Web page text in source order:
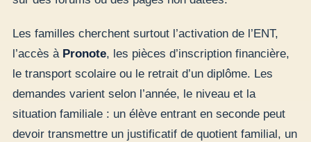
Les familles cherchent surtout l’activation de l’ENT,
l’accès à Pronote, les pièces d’inscription financière,
le transport scolaire ou le retrait d’un diplôme. Les
demandes varient selon l’année, le niveau et la
situation familiale : un élève entrant en seconde peut
devoir transmettre un justificatif de quotient familial, un